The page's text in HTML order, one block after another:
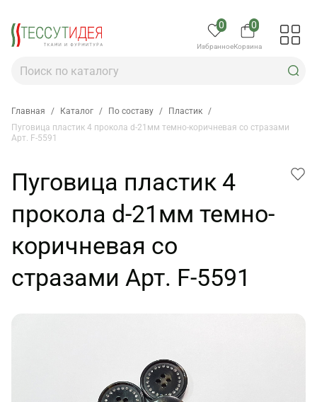
0
Избранное
0
Корзина
Главная / Каталог / По составу / Пластик /
Пуговица пластик 4 прокола d-21мм темно-коричневая со стразами
Арт. F-5591
Пуговица пластик 4
прокола d-21мм темно-
коричневая со
стразами Арт. F-5591